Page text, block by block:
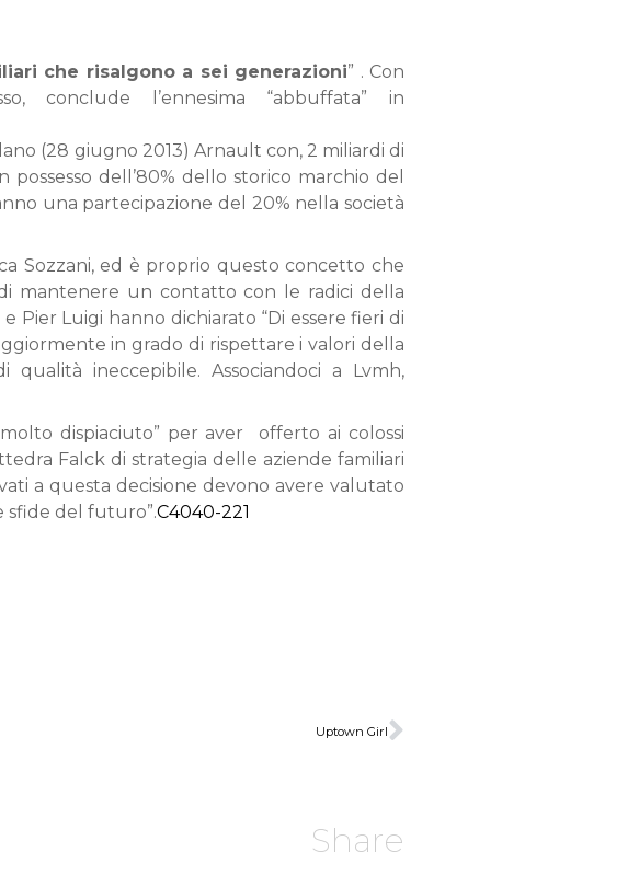
che risalgono a sei generazioni” . Con
conclude l’ennesima “abbuffata” in
(28 giugno 2013) Arnault con, 2 miliardi di
dell’80% dello storico marchio del
una partecipazione del 20% nella società
Sozzani, ed è proprio questo concetto che
mantenere un contatto con le radici della
Luigi hanno dichiarato “Di essere fieri di
in grado di rispettare i valori della
ineccepibile. Associandoci a Lvmh,
dispiaciuto” per aver offerto ai colossi
Falck di strategia delle aziende familiari
a questa decisione devono avere valutato
sfide del futuro”.C4040-221
Uptown Girl
Share